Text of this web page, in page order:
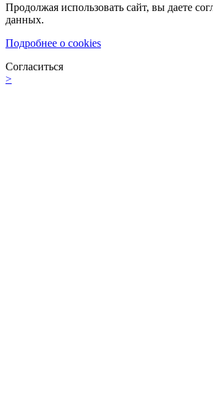
Продолжая использовать сайт, вы даете
данных.
Подробнее о cookies
Согласиться
>